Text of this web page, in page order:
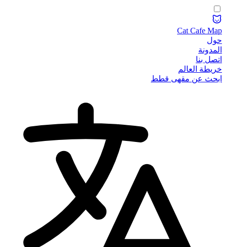
Cat Cafe Map
حول
المدونة
اتصل بنا
خريطة العالم
ابحث عن مقهى قطط